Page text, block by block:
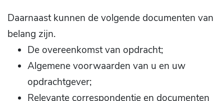
Daarnaast kunnen de volgende documenten van
belang zijn.
De overeenkomst van opdracht;
Algemene voorwaarden van u en uw
opdrachtgever;
Relevante correspondentie en documenten